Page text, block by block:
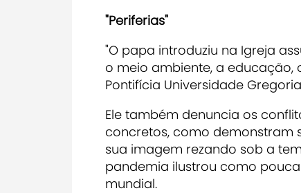
"Periferias"
"O papa introduziu na Igreja
o meio ambiente, a educação,
Pontifícia Universidade
Ele também denuncia os
concretos, como demonstram
sua imagem rezando sob a
pandemia ilustrou como
mundial.